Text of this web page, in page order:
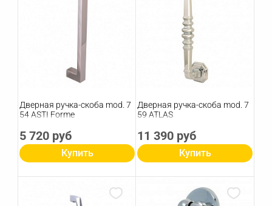
Дверная ручка-скоба mod. 7
54 ASTI Forme
5 720 руб
Купить
Дверная ручка-скоба mod. 7
59 ATLAS
11 390 руб
Купить